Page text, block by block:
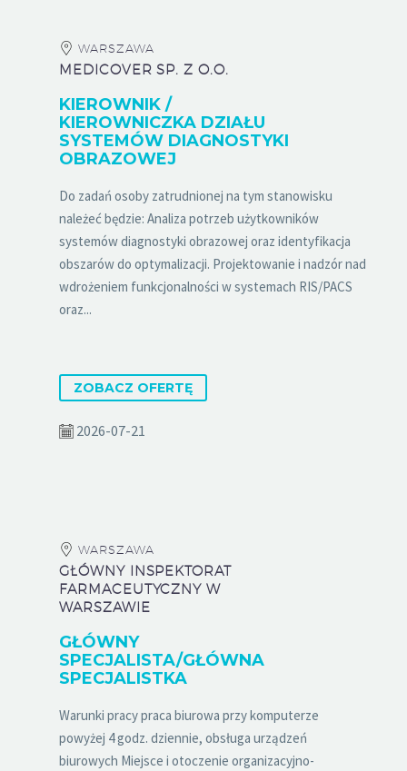
WARSZAWA
MEDICOVER SP. Z O.O.
KIEROWNIK /
KIEROWNICZKA DZIAŁU
SYSTEMÓW DIAGNOSTYKI
OBRAZOWEJ
Do zadań osoby zatrudnionej na tym stanowisku
należeć będzie: Analiza potrzeb użytkowników
systemów diagnostyki obrazowej oraz identyfikacja
obszarów do optymalizacji. Projektowanie i nadzór nad
wdrożeniem funkcjonalności w systemach RIS/PACS
oraz...
ZOBACZ OFERTĘ
2026-07-21
WARSZAWA
GŁÓWNY INSPEKTORAT
FARMACEUTYCZNY W
WARSZAWIE
GŁÓWNY
SPECJALISTA/GŁÓWNA
SPECJALISTKA
Warunki pracy praca biurowa przy komputerze
powyżej 4 godz. dziennie, obsługa urządzeń
biurowych Miejsce i otoczenie organizacyjno-